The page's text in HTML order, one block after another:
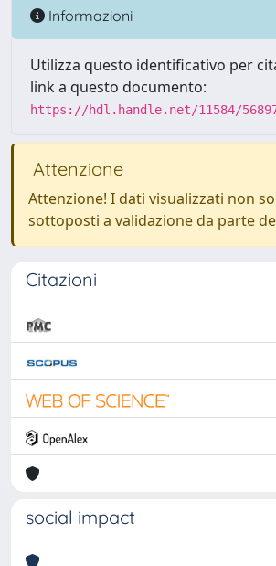
Informazioni
Utilizza questo identificativo per
link a questo documento:
https://hdl.handle.net/11584/
Attenzione
Attenzione! I dati visualizzati non
sottoposti a validazione da parte
Citazioni
social impact